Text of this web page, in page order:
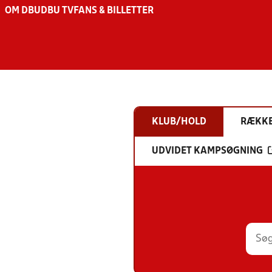
OM DBU DBU TV FANS & BILLETTER
KLUB/HOLD
UDVIDET KAMPSØGNING